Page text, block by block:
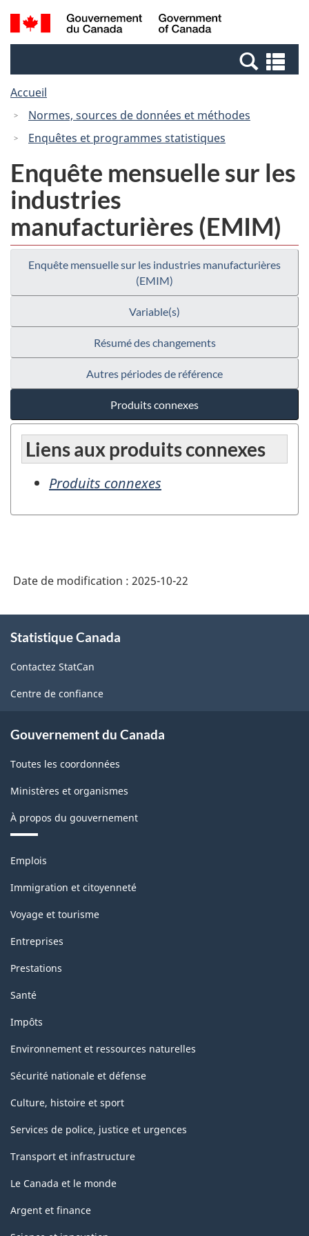
Passer
au
Passer
à
Canada
Recherche
et
et
Accueil
Normes, sources de données et méthodes
Enquêtes et programmes statistiques
Enquête mensuelle sur les
industries
manufacturières (EMIM)
Enquête mensuelle sur les industries manufacturières
(EMIM)
Variable(s)
Résumé des changements
Autres périodes de référence
Produits connexes
Liens aux produits connexes
Produits connexes
Date de modification : 2025-10-22
propos
ce
site
Statistique Canada
Contactez StatCan
Centre de confiance
Gouvernement du Canada
Toutes les coordonnées
Ministères et organismes
À propos du gouvernement
Thèmes
sujets
Emplois
Immigration et citoyenneté
Voyage et tourisme
Entreprises
Prestations
Santé
Impôts
Environnement et ressources naturelles
Sécurité nationale et défense
Culture, histoire et sport
Services de police, justice et urgences
Transport et infrastructure
Le Canada et le monde
Argent et finance